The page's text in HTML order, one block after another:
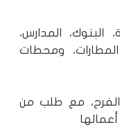
المدارس،
المطارات، ومحطات
مع طلب من